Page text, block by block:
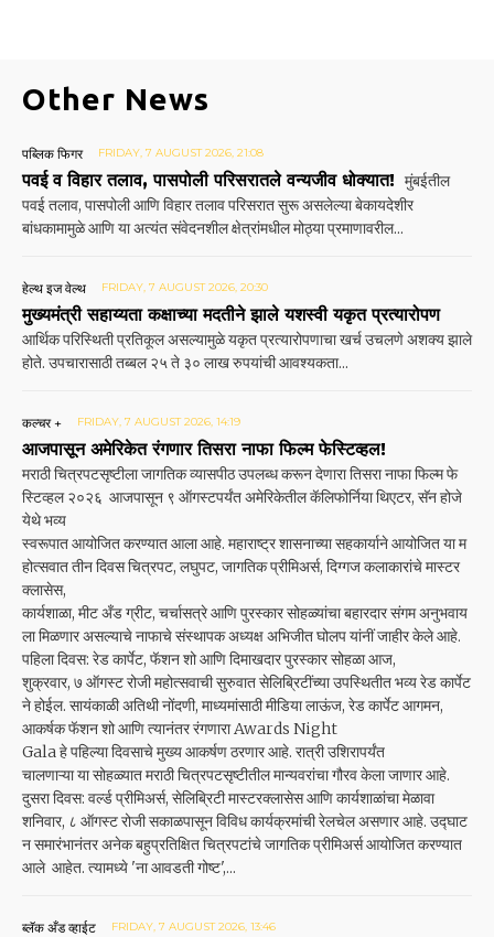
Other News
पब्लिक फिगर FRIDAY, 7 AUGUST 2026, 21:08
पवई व विहार तलाव, पासपोली परिसरातले वन्यजीव धोक्यात! मुंबईतील
पवई तलाव, पासपोली आणि विहार तलाव परिसरात सुरू असलेल्या बेकायदेशीर
बांधकामामुळे आणि या अत्यंत संवेदनशील क्षेत्रांमधील मोठ्या प्रमाणावरील...
हेल्थ इज वेल्थ FRIDAY, 7 AUGUST 2026, 20:30
मुख्यमंत्री सहाय्यता कक्षाच्या मदतीने झाले यशस्वी यकृत प्रत्यारोपण
आर्थिक परिस्थिती प्रतिकूल असल्यामुळे यकृत प्रत्यारोपणाचा खर्च उचलणे अशक्य झाले
होते. उपचारासाठी तब्बल २५ ते ३० लाख रुपयांची आवश्यकता...
कल्चर + FRIDAY, 7 AUGUST 2026, 14:19
आजपासून अमेरिकेत रंगणार तिसरा नाफा फिल्म फेस्टिव्हल!
मराठी चित्रपटसृष्टीला जागतिक व्यासपीठ उपलब्ध करून देणारा तिसरा नाफा फिल्म फे
स्टिव्हल २०२६ आजपासून ९ ऑगस्टपर्यंत अमेरिकेतील कॅलिफोर्निया थिएटर, सॅन होजे
येथे भव्य
स्वरूपात आयोजित करण्यात आला आहे. महाराष्ट्र शासनाच्या सहकार्याने आयोजित या म
होत्सवात तीन दिवस चित्रपट, लघुपट, जागतिक प्रीमिअर्स, दिग्गज कलाकारांचे मास्टर
क्लासेस,
कार्यशाळा, मीट अँड ग्रीट, चर्चासत्रे आणि पुरस्कार सोहळ्यांचा बहारदार संगम अनुभवाय
ला मिळणार असल्याचे नाफाचे संस्थापक अध्यक्ष अभिजीत घोलप यांनीं जाहीर केले आहे.
पहिला दिवस: रेड कार्पेट, फॅशन शो आणि दिमाखदार पुरस्कार सोहळा आज,
शुक्रवार, ७ ऑगस्ट रोजी महोत्सवाची सुरुवात सेलिब्रिटींच्या उपस्थितीत भव्य रेड कार्पेट
ने होईल. सायंकाळी अतिथी नोंदणी, माध्यमांसाठी मीडिया लाऊंज, रेड कार्पेट आगमन,
आकर्षक फॅशन शो आणि त्यानंतर रंगणारा Awards Night
Gala हे पहिल्या दिवसाचे मुख्य आकर्षण ठरणार आहे. रात्री उशिरापर्यंत
चालणाऱ्या या सोहळ्यात मराठी चित्रपटसृष्टीतील मान्यवरांचा गौरव केला जाणार आहे.
दुसरा दिवस: वर्ल्ड प्रीमिअर्स, सेलिब्रिटी मास्टरक्लासेस आणि कार्यशाळांचा मेळावा
शनिवार, ८ ऑगस्ट रोजी सकाळपासून विविध कार्यक्रमांची रेलचेल असणार आहे. उद्घाट
न समारंभानंतर अनेक बहुप्रतिक्षित चित्रपटांचे जागतिक प्रीमिअर्स आयोजित करण्यात
आले आहेत. त्यामध्ये 'ना आवडती गोष्ट',...
ब्लॅक अँड व्हाईट FRIDAY, 7 AUGUST 2026, 13:46